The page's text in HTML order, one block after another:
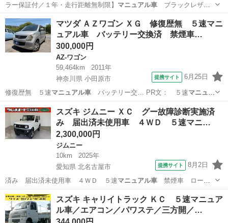
ラー保証付／１年・走行距離無制限】 マニュアル車ブラックレザー
電動シート ハーマ…
神奈川 横浜市 BMW
マツダ ＡＺワゴン ＸＧ 修復歴無 ５速マニ
ュアル車 バッテリー交換済 禁煙車…
300,000円
AZ-ワゴン
59,464km
2011年
神奈川県 小田原市
提携サイト 6月25日
修復歴無 ５速マニュアル車バッテリー交… PR文： ５速マニュア
ル車ＡＢＳ Ｗエ…
神奈川 小田原市 AZ-ワゴン
スズキ ジムニー ＸＣ グー故障診断実施済
み 届出済未使用車 ４ＷＤ ５速マニ…
2,300,000円
ジムニー
10km
2025年
愛知県 北名古屋市
提携サイト 8月2日
済み 届出済未使用車 ４ＷＤ ５速マニュアル車禁煙車 ローン
条件付新品ディスプ…
愛知 北名古屋市 ジムニー
スズキ キャリイトラック ＫＣ ５速マニュア
ル車／エアコン／パワステ／三方開／…